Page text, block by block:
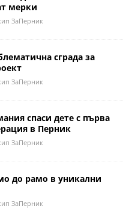
мерки
ЗаПерник
сграда за
ЗаПерник
спаси дете с първа
в Перник
ЗаПерник
до рамо в уникални
ЗаПерник